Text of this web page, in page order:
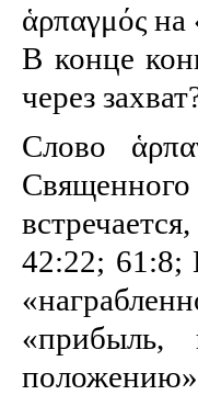
ἁρπαγμός
В конце
через
Слово
42:22; 61:8;
«при­быль,
положению»